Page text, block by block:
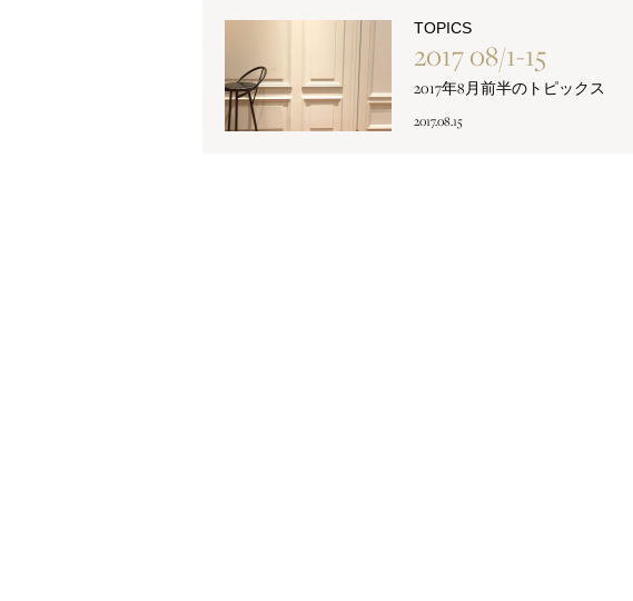
TOPICS
2017 08/1-15
2017年8月前半のトピックス
2017.08.15